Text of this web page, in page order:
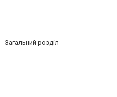
Загальний розділ